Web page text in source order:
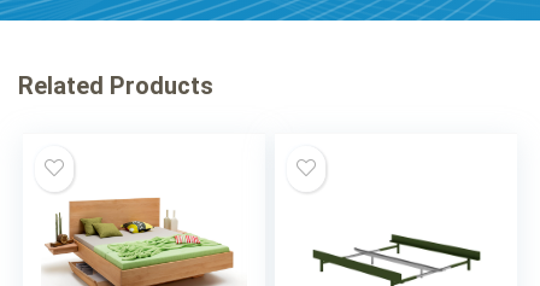
Related Products